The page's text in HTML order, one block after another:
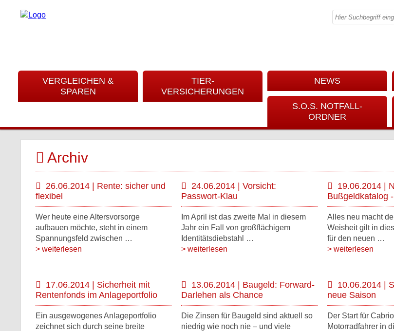
VERGLEICHEN &
SPAREN
TIER-
VERSICHERUNGEN
NEWS
S.O.S. NOTFALL-
ORDNER
Archiv
26.06.2014 | Rente: sicher und
flexibel
Wer heute eine Altersvorsorge
aufbauen möchte, steht in einem
Spannungsfeld zwischen …
> weiterlesen
24.06.2014 | Vorsicht:
Passwort-Klau
Im April ist das zweite Mal in diesem
Jahr ein Fall von großflächigem
Identitätsdiebstahl …
> weiterlesen
19.06.2014 |
Bußgeldkatalog
Alles neu macht
Weisheit gilt in
für den neuen …
> weiterlesen
17.06.2014 | Sicherheit mit
Rentenfonds im Anlageportfolio
Ein ausgewogenes Anlageportfolio
zeichnet sich durch seine breite
13.06.2014 | Baugeld: Forward-
Darlehen als Chance
Die Zinsen für Baugeld sind aktuell so
niedrig wie noch nie – und viele
10.06.2014 |
neue Saison
Der Start für
Motorradfahrer in